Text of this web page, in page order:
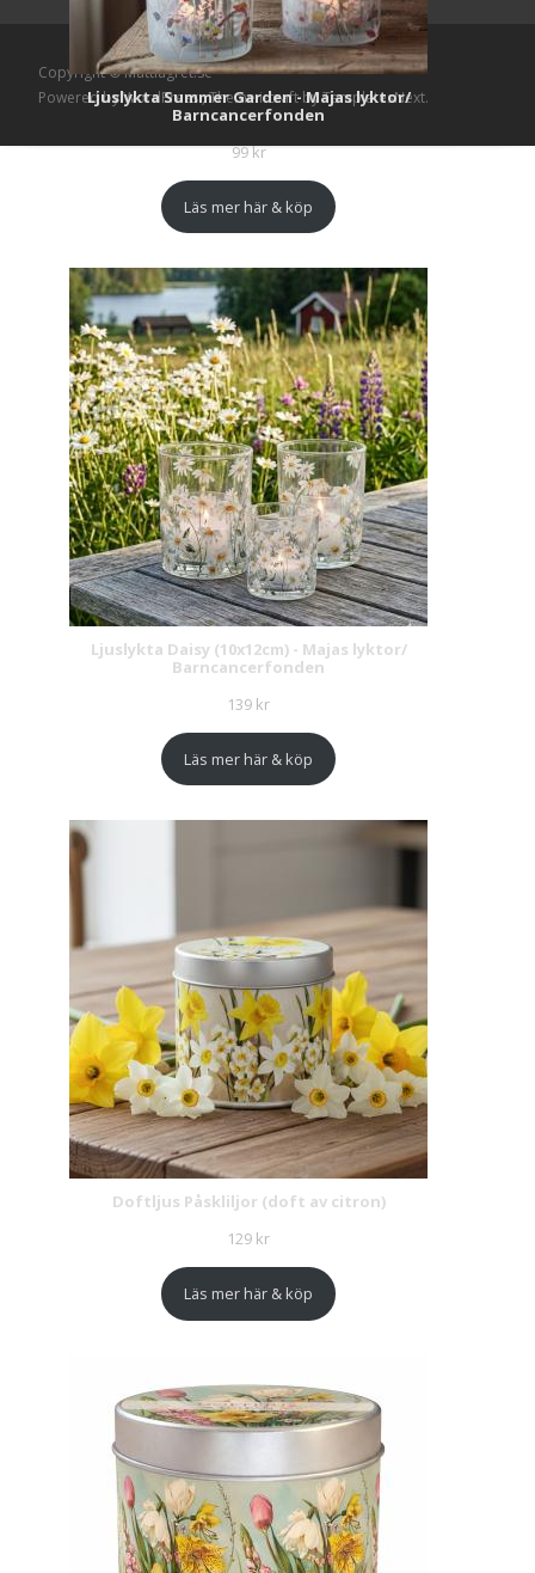
Ljuslykta Summer Garden - Majas lyktor/
Barncancerfonden
99kr
Läs mer här & köp
Ljuslykta Daisy (10x12cm) - Majas lyktor/
Barncancerfonden
139 kr
Läs mer här & köp
Doftljus Påskliljor (doft av citron)
129 kr
Läs mer här & köp
Copyright © Mattlagret.se
Powered by WordPress, Themei-craftby TemplatesNext.